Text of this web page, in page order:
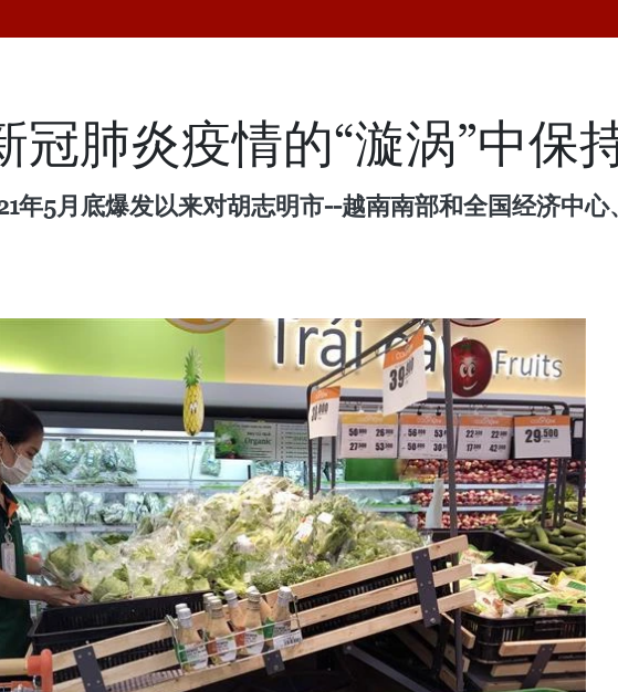
冠肺炎疫情的“漩涡”中保
年5月底爆发以来对胡志明市--越南南部和全国经济中